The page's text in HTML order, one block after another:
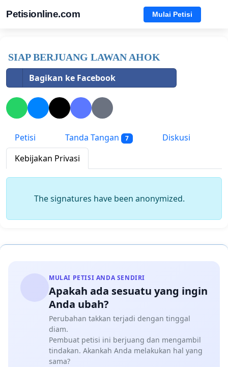
Petisionline.com Mulai Petisi
SIAP BERJUANG LAWAN AHOK
Bagikan ke Facebook
Petisi Tanda Tangan 7
Diskusi
Kebijakan Privasi
The signatures have been anonymized.
MULAI PETISI ANDA SENDIRI
Apakah ada sesuatu yang ingin
Anda ubah?
Perubahan takkan terjadi dengan tinggal
diam.
Pembuat petisi ini berjuang dan mengambil
tindakan. Akankah Anda melakukan hal yang
sama?